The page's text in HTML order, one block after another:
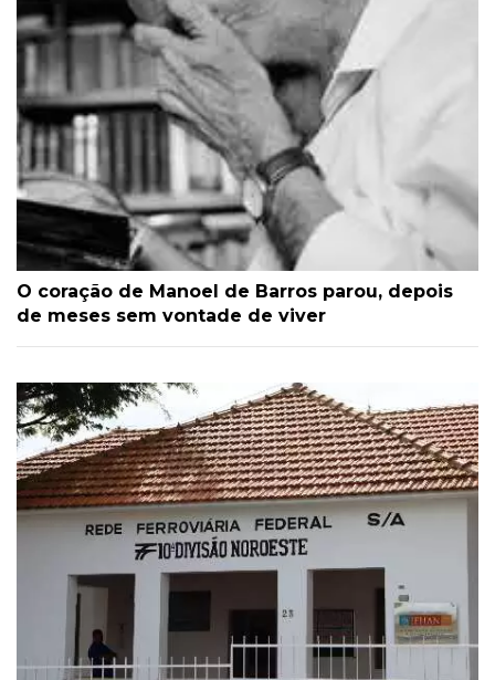
O coração de Manoel de Barros parou, depois
de meses sem vontade de viver